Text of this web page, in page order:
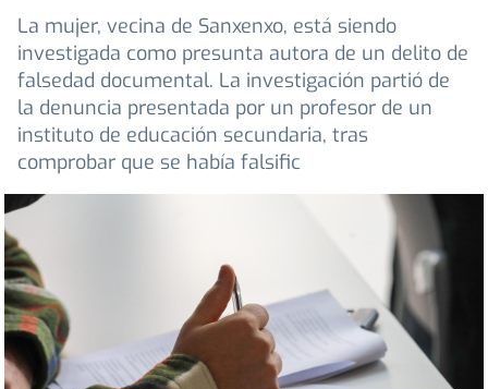
La mujer, vecina de Sanxenxo, está siendo
investigada como presunta autora de un delito de
falsedad documental. La investigación partió de
la denuncia presentada por un profesor de un
instituto de educación secundaria, tras
comprobar que se había falsific